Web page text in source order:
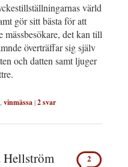
värld
gör sitt bästa för att
det kan till
överträffar sig själv
och datten samt ljuger
vinmässa|2svar
2